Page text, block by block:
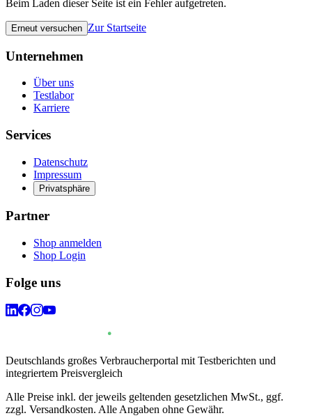
Beim Laden dieser Seite ist ein Fehler aufgetreten.
Erneut versuchen Zur Startseite
Unternehmen
Über uns
Testlabor
Karriere
Services
Datenschutz
Impressum
Privatsphäre
Partner
Shop anmelden
Shop Login
Folge uns
Deutschlands großes Verbraucherportal mit Testberichten und
integriertem Preisvergleich
Alle Preise inkl. der jeweils geltenden gesetzlichen MwSt., ggf.
zzgl. Versandkosten. Alle Angaben ohne Gewähr.